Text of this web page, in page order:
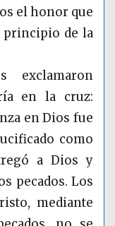
el honor que
principio de la
exclamaron
en la cruz:
en Dios fue
como
a Dios y
pecados. Los
mediante